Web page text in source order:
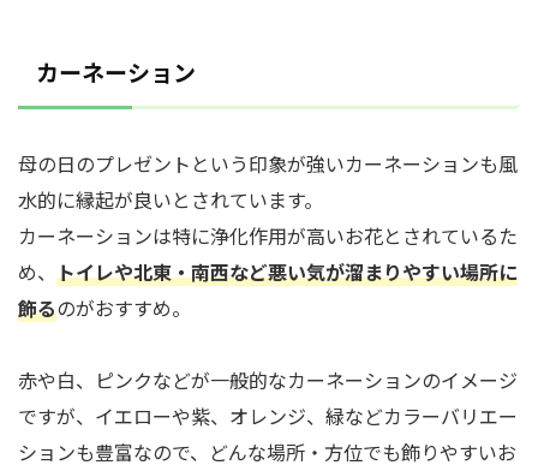
カーネーション
母の日のプレゼントという印象が強いカーネーションも風
水的に縁起が良いとされています。
カーネーションは特に浄化作用が高いお花とされているた
め、 トイレや北東・南西など悪い気が溜まりやすい場所に
飾るのがおすすめ。
赤や白、ピンクなどが一般的なカーネーションのイメージ
ですが、イエローや紫、オレンジ、緑などカラーバリエー
ションも豊富なので、どんな場所・方位でも飾りやすいお